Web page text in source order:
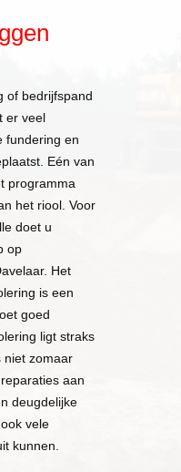
of bedrijfspand
er veel
fundering en
Eén van
programma
het riool. Voor
doet u
op
Het
is een
goed
ligt straks
niet zomaar
aan
deugdelijke
vele
kunnen.